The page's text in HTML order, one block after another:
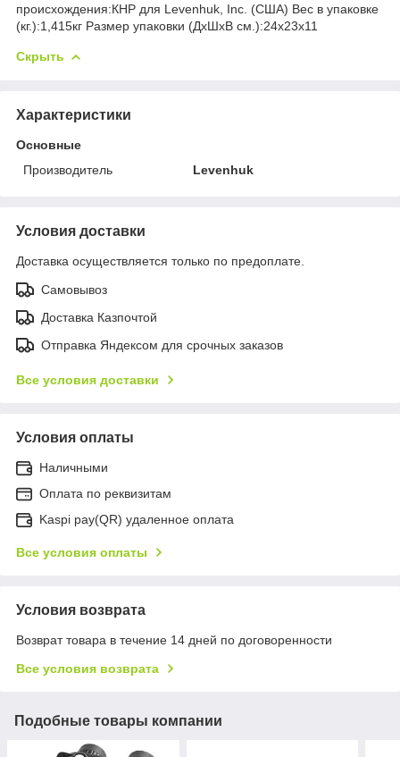
происхождения:КНР для Levenhuk, Inc. (США) Вес в упаковке
(кг.):1,415кг Размер упаковки (ДхШхВ см.):24x23x11
Скрыть
Характеристики
Основные
Производитель
Levenhuk
Условия доставки
Доставка осуществляется только по предоплате.
Самовывоз
Доставка Казпочтой
Отправка Яндексом для срочных заказов
Все условия доставки
Условия оплаты
Наличными
Оплата по реквизитам
Kaspi pay(QR) удаленное оплата
Все условия оплаты
Условия возврата
Возврат товара в течение 14 дней по договоренности
Все условия возврата
Подобные товары компании